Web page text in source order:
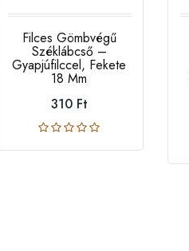
Filces Gömbvégű
Széklábcső –
Gyapjúfilccel, Fekete
18 Mm
310 Ft